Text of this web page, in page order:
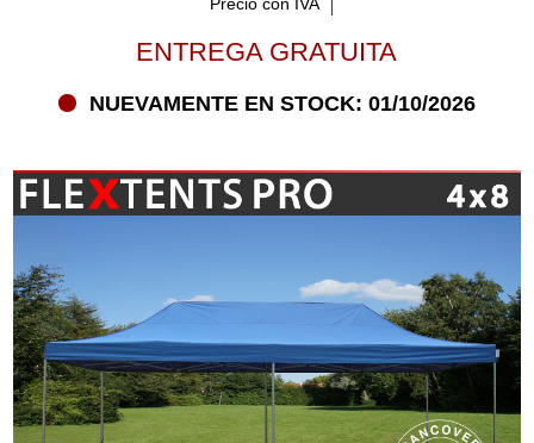
ENTREGA GRATUITA
NUEVAMENTE EN STOCK: 01/10/2026